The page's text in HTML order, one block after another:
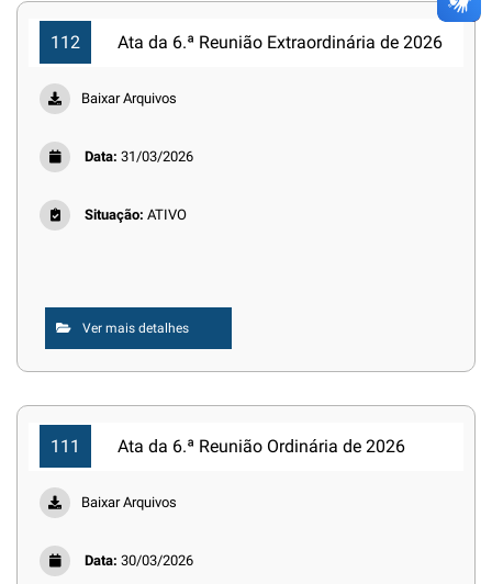
112 Ata da 6.ª Reunião Extraordinária de 2026
Baixar Arquivos
Data: 31/03/2026
Situação: ATIVO
Ver mais detalhes
111 Ata da 6.ª Reunião Ordinária de 2026
Baixar Arquivos
Data: 30/03/2026